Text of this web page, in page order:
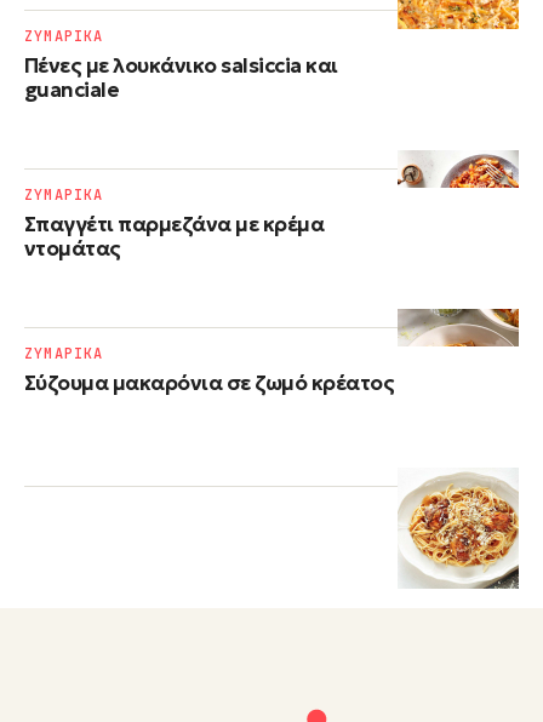
Πένες με λουκάνικο salsiccia και
guanciale
ΖΥΜΑΡΙΚΑ
Σπαγγέτι παρμεζάνα με κρέμα
ντομάτας
ΖΥΜΑΡΙΚΑ
Σύζουμα μακαρόνια σε ζωμό κρέατος
ΖΥΜΑΡΙΚΑ